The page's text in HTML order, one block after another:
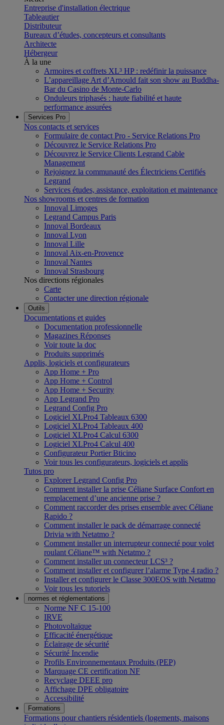
Entreprise d'installation électrique
Tableautier
Distributeur
Bureaux d’études, concepteurs et consultants
Architecte
Hébergeur
À la une
Armoires et coffrets XL³ HP : redéfinir la puissance
L’appareillage Art d’Arnould fait son show au Buddha-
Bar du Casino de Monte-Carlo
Onduleurs triphasés : haute fiabilité et haute
performance assurées
Services Pro
Nos contacts et services
Formulaire de contact Pro - Service Relations Pro
Découvrez le Service Relations Pro
Découvrez le Service Clients Legrand Cable
Management
Rejoignez la communauté des Électriciens Certifiés
Legrand
Services études, assistance, exploitation et maintenance
Nos showrooms et centres de formation
Innoval Limoges
Legrand Campus Paris
Innoval Bordeaux
Innoval Lyon
Innoval Lille
Innoval Aix-en-Provence
Innoval Nantes
Innoval Strasbourg
Nos directions régionales
Carte
Contacter une direction régionale
Outils
Documentations et guides
Documentation professionnelle
Magazines Réponses
Voir toute la doc
Produits supprimés
Applis, logiciels et configurateurs
App Home + Pro
App Home + Control
App Home + Security
App Legrand Pro
Legrand Config Pro
Logiciel XLPro4 Tableaux 6300
Logiciel XLPro4 Tableaux 400
Logiciel XLPro4 Calcul 6300
Logiciel XLPro4 Calcul 400
Configurateur Portier Bticino
Voir tous les configurateurs, logiciels et applis
Tutos pro
Explorer Legrand Config Pro
Comment installer la prise Céliane Surface Confort en
remplacement d’une ancienne prise ?
Comment raccorder des prises ensemble avec Céliane
Rapido ?
Comment installer le pack de démarrage connecté
Drivia with Netatmo ?
Comment installer un interrupteur connecté pour volet
roulant Céliane™ with Netatmo ?
Comment installer un connecteur LCS³ ?
Comment installer et configurer l’alarme Type 4 radio ?
Installer et configurer le Classe 300EOS with Netatmo
Voir tous les tutoriels
normes et réglementations
Norme NF C 15-100
IRVE
Photovoltaïque
Efficacité énergétique
Éclairage de sécurité
Sécurité Incendie
Profils Environnementaux Produits (PEP)
Marquage CE certification NF
Recyclage DEEE pro
Affichage DPE obligatoire
Accessibilité
Formations
Formations pour chantiers résidentiels (logements, maisons